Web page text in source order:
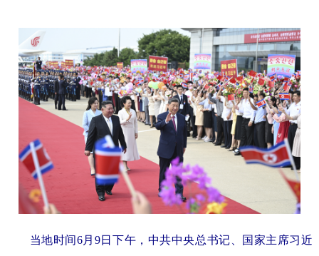
当地时间6月9日下午，中共中央总书记、国家主席习近